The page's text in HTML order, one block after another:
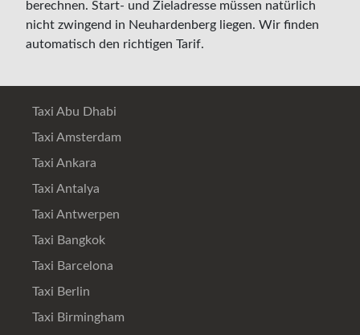
berechnen. Start- und Zieladresse müssen natürlich
nicht zwingend in Neuhardenberg liegen. Wir finden
automatisch den richtigen Tarif.
Taxi Abu Dhabi
Taxi Amsterdam
Taxi Ankara
Taxi Antalya
Taxi Antwerpen
Taxi Bangkok
Taxi Barcelona
Taxi Berlin
Taxi Birmingham